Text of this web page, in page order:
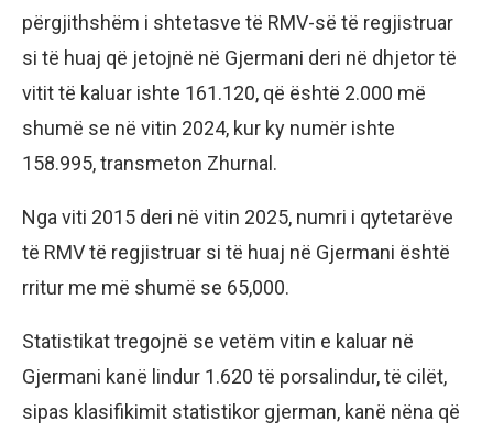
përgjithshëm i shtetasve të RMV-së të regjistruar
si të huaj që jetojnë në Gjermani deri në dhjetor të
vitit të kaluar ishte 161.120, që është 2.000 më
shumë se në vitin 2024, kur ky numër ishte
158.995, transmeton Zhurnal.
Nga viti 2015 deri në vitin 2025, numri i qytetarëve
të RMV të regjistruar si të huaj në Gjermani është
rritur me më shumë se 65,000.
Statistikat tregojnë se vetëm vitin e kaluar në
Gjermani kanë lindur 1.620 të porsalindur, të cilët,
sipas klasifikimit statistikor gjerman, kanë nëna që